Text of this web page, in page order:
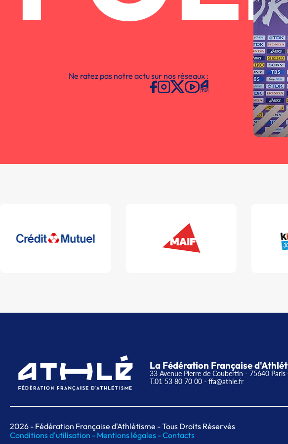
Ne ratez pas notre actu sur nos réseaux :
La Fédération Française
33 Avenue Pierre de Coubertin - 75640 Paris
T.01 53 80 70 00 - ffa@athle.fr
2026 - Fédération Française d'Athlétisme - Tous Droits Réservés
Conditions d'utilisation - Mentions légales -Contacts